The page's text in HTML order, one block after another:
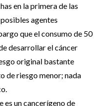
en la primera de las
agentes
que el consumo de 50
desarrollar el cáncer
original bastante
de riesgo menor; nada
es un cancerígeno de